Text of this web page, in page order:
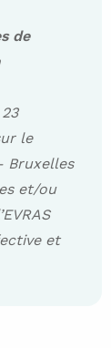
de
le
Bruxelles
et/ou
et